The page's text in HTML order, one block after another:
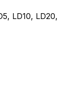
LD10, LD20,